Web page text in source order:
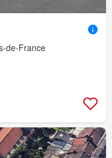
de-France